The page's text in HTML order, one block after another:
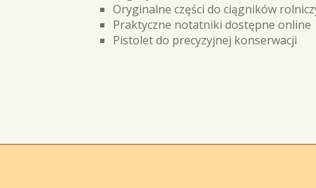
Oryginalne części do ciągników
Praktyczne notatniki dostępne online
Pistolet do precyzyjnej konserwacji